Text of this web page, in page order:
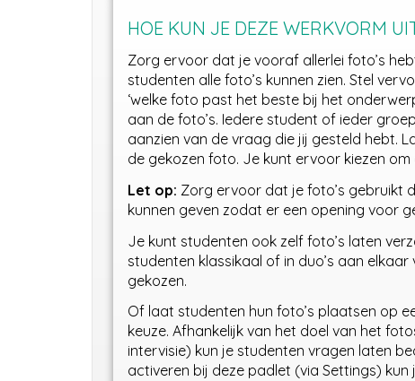
HOE KUN JE DEZE WERKVORM
Zorg ervoor dat je vooraf allerlei foto’s
studenten alle foto’s kunnen zien. Stel
‘welke foto past het beste bij het
aan de foto’s. Iedere student of ieder
aanzien van de vraag die jij gesteld hebt.
de gekozen foto. Je kunt ervoor kiezen
Let op: Zorg ervoor dat je foto’s gebruikt
kunnen geven zodat er een opening voor
Je kunt studenten ook zelf foto’s laten
studenten klassikaal of in duo’s aan
gekozen.
Of laat studenten hun foto’s plaatsen op
keuze. Afhankelijk van het doel van het
intervisie) kun je studenten vragen laten
activeren bij deze padlet (via Settings)